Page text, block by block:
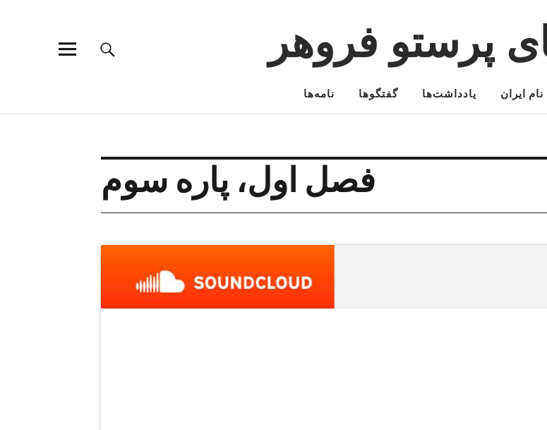
پرستو فروهر
نامه‌ها گفتگوها یادداشت‌ها ایران
فصل اول، پاره سوم